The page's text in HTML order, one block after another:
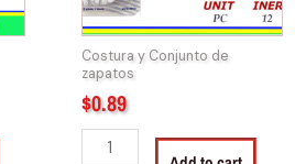
Costura y Conjunto de
zapatos
$0.89
quantity